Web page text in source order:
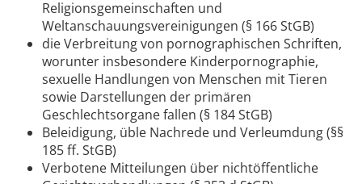
Religionsgemeinschaften und
Weltanschauungsvereinigungen (§ 166 StGB)
die Verbreitung von pornographischen Schriften,
worunter insbesondere Kinderpornographie,
sexuelle Handlungen von Menschen mit Tieren
sowie Darstellungen der primären
Geschlechtsorgane fallen (§ 184 StGB)
Beleidigung, üble Nachrede und Verleumdung (§§
185 ff. StGB)
Verbotene Mitteilungen über nichtöffentliche